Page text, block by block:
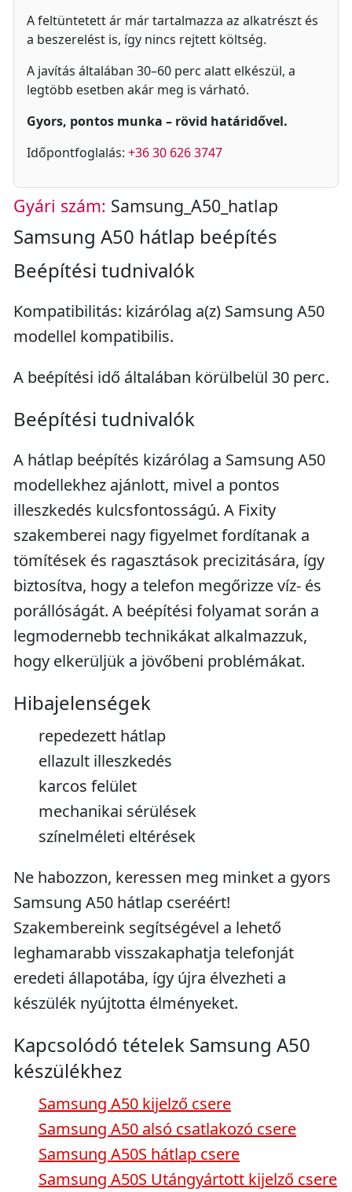
A feltüntetett ár már tartalmazza az alkatrészt és
a beszerelést is, így nincs rejtett költség.
A javítás általában 30–60 perc alatt elkészül, a
legtöbb esetben akár meg is várható.
Gyors, pontos munka – rövid határidővel.
Időpontfoglalás: +36 30 626 3747
Gyári szám: Samsung_A50_hatlap
Samsung A50 hátlap beépítés
Beépítési tudnivalók
Kompatibilitás: kizárólag a(z) Samsung A50
modellel kompatibilis.
A beépítési idő általában körülbelül 30 perc.
Beépítési tudnivalók
A hátlap beépítés kizárólag a Samsung A50
modellekhez ajánlott, mivel a pontos
illeszkedés kulcsfontosságú. A Fixity
szakemberei nagy figyelmet fordítanak a
tömítések és ragasztások precizitására, így
biztosítva, hogy a telefon megőrizze víz- és
porállóságát. A beépítési folyamat során a
legmodernebb technikákat alkalmazzuk,
hogy elkerüljük a jövőbeni problémákat.
Hibajelenségek
repedezett hátlap
ellazult illeszkedés
karcos felület
mechanikai sérülések
színelméleti eltérések
Ne habozzon, keressen meg minket a gyors
Samsung A50 hátlap cseréért!
Szakembereink segítségével a lehető
leghamarabb visszakaphatja telefonját
eredeti állapotába, így újra élvezheti a
készülék nyújtotta élményeket.
Kapcsolódó tételek Samsung A50
készülékhez
Samsung A50 kijelző csere
Samsung A50 alsó csatlakozó csere
Samsung A50S hátlap csere
Samsung A50S Utángyártott kijelző csere